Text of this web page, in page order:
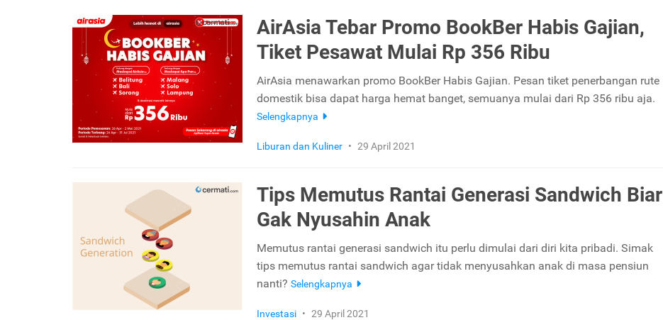
AirAsia Tebar Promo BookBer Habis Gajian,
Tiket Pesawat Mulai Rp 356 Ribu
AirAsia menawarkan promo BookBer Habis Gajian. Pesan tiket penerbangan rute
domestik bisa dapat harga hemat banget, semuanya mulai dari Rp 356 ribu aja.
Selengkapnya
Liburan dan Kuliner • 29 April 2021
Tips Memutus Rantai Generasi Sandwich Biar
Gak Nyusahin Anak
Memutus rantai generasi sandwich itu perlu dimulai dari diri kita pribadi. Simak
tips memutus rantai sandwich agar tidak menyusahkan anak di masa pensiun
nanti? Selengkapnya
Investasi • 29 April 2021